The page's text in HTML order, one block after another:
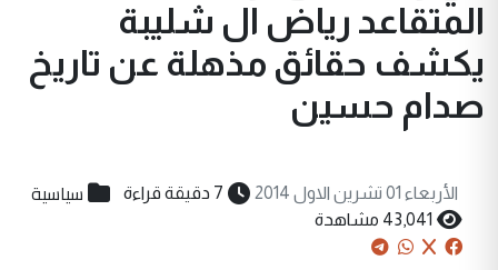
المتقاعد رياض ال شليبة
يكشف حقائق مذهلة عن تاريخ
صدام حسين
الأربعاء 01 تشرين الاول 2014 7 دقيقة قراءة سياسية
43,041 مشاهدة